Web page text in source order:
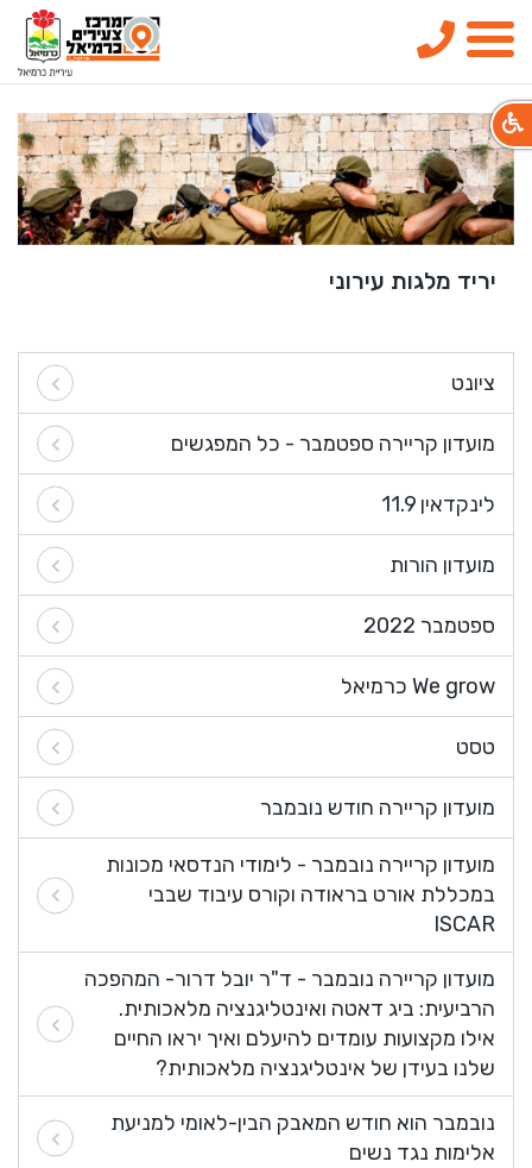
תפריט
ציונט
מועדון קריירה ספטמבר - כל המפגשים
לינקדאין 11.9
מועדון הורות
ספטמבר 2022
We grow כרמיאל
טסט
מועדון קריירה חודש נובמבר
מועדון קריירה נובמבר - לימודי הנדסאי מכונות
במכללת אורט בראודה וקורס עיבוד שבבי
ISCAR
מועדון קריירה נובמבר - ד"ר יובל דרור- המהפכה
הרביעית: ביג דאטה ואינטליגנציה מלאכותית.
אילו מקצועות עומדים להיעלם ואיך יראו החיים
שלנו בעידן של אינטליגנציה מלאכותית?
נובמבר הוא חודש המאבק הבין-לאומי למניעת
אלימות נגד נשים
יריד מלגות עירוני